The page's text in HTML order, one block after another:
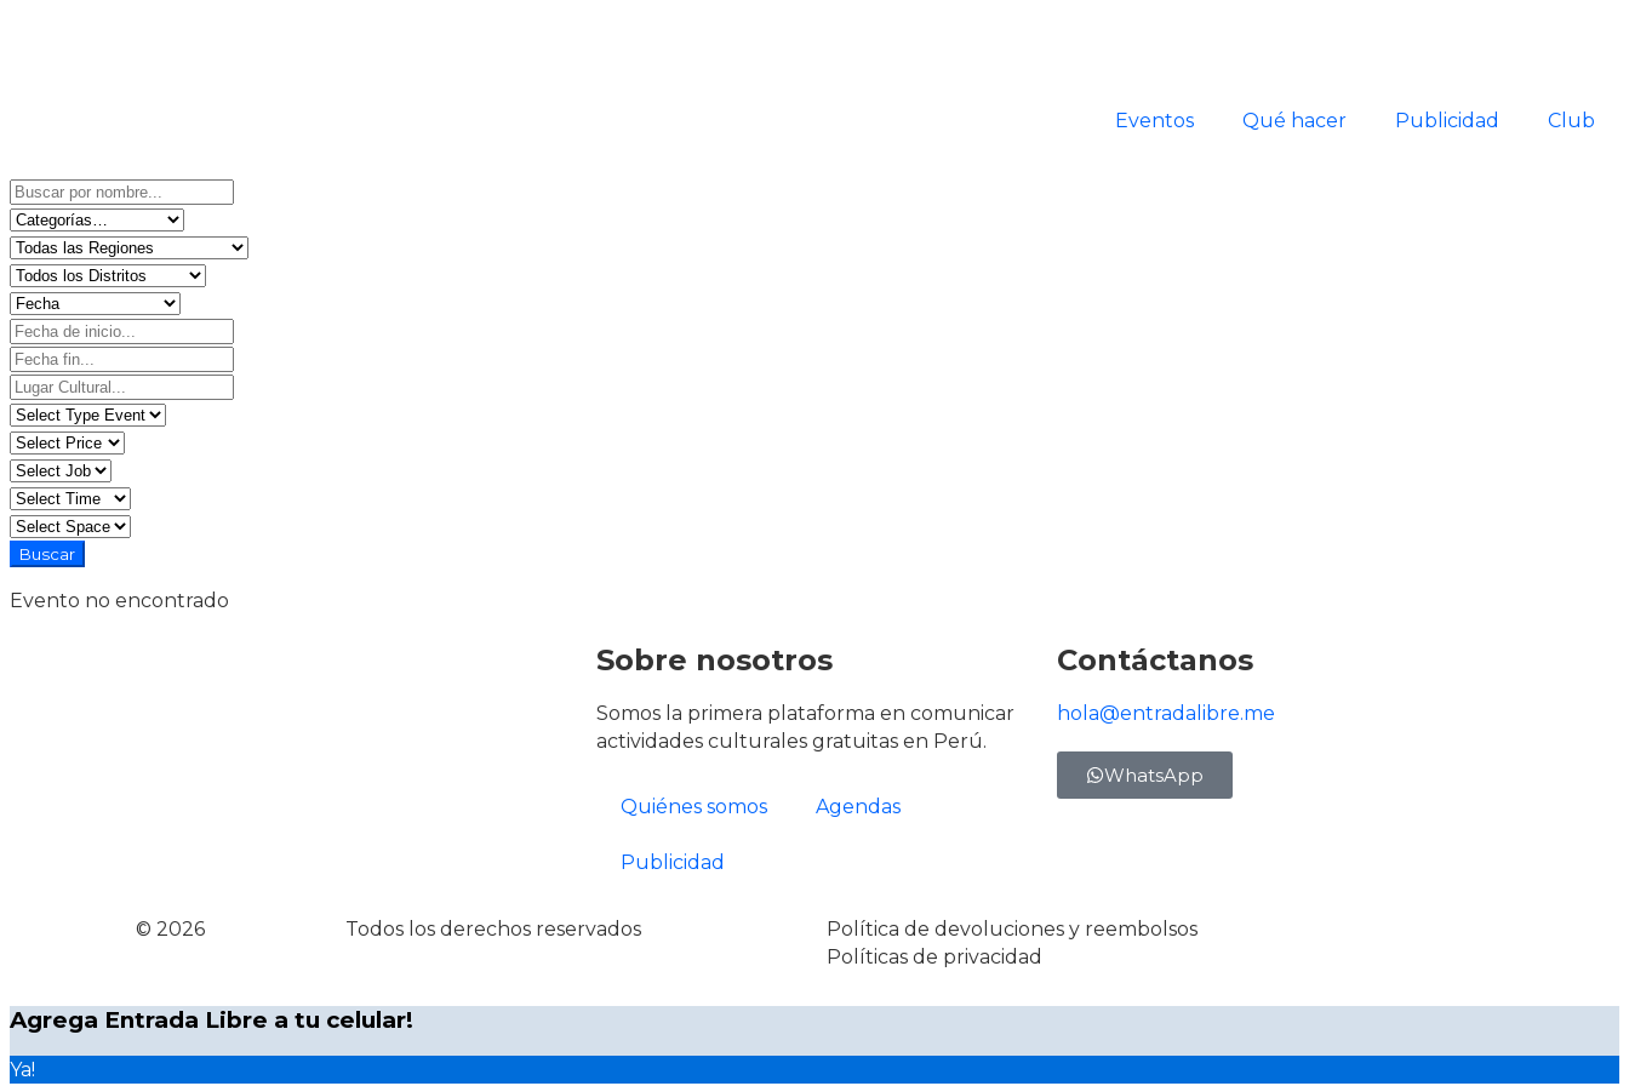
Eventos Qué hacer Publicidad Club
Evento no encontrado
Sobre nosotros
Somos la primera plataforma en comunicar
actividades culturales gratuitas en Perú.
Quiénes somos Agendas
Publicidad
Contáctanos
hola@entradalibre.me
WhatsApp
© 2026 Todos los derechos reservados
Política de devoluciones y reembolsos
Políticas de privacidad
Agrega Entrada Libre a tu celular!
Ya!